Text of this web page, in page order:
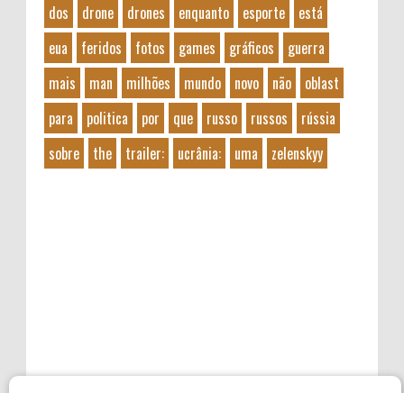
dos
drone drones enquanto esporte
está
eua
feridos fotos games gráficos
guerra
mais
man milhões mundo novo não
oblast
para
politica por que russo russos
rússia
sobre
the trailer: ucrânia: uma zelenskyy